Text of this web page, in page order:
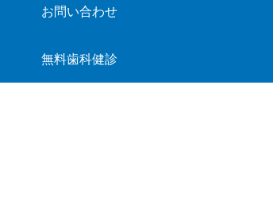
お問い合わせ
無料歯科健診